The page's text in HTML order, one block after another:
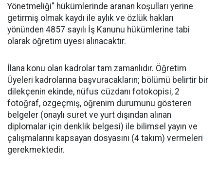
Yönetmeliği" hükümlerinde aranan koşulları yerine
getirmiş olmak kaydı ile aylık ve özlük hakları
yönünden 4857 sayılı İş Kanunu hükümlerine tabi
olarak öğretim üyesi alınacaktır.
İlana konu olan kadrolar tam zamanlıdır. Öğretim
Üyeleri kadrolarına başvuracakların; bölümü belirtir bir
dilekçenin ekinde, nüfus cüzdanı fotokopisi, 2
fotoğraf, özgeçmiş, öğrenim durumunu gösteren
belgeler (onaylı suret ve yurt dışından alınan
diplomalar için denklik belgesi) ile bilimsel yayın ve
çalışmalarını kapsayan dosyasını (4 takım) vermeleri
gerekmektedir.